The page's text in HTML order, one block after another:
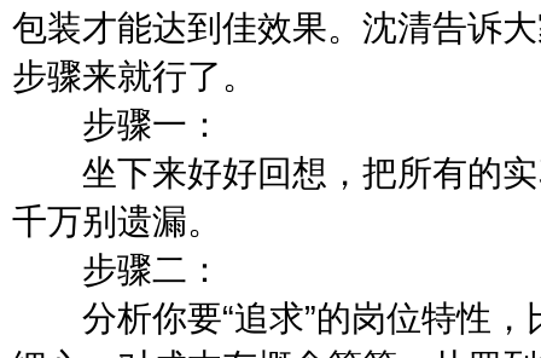
包装才能达到佳效果。沈清告诉
步骤来就行了。
步骤一：
坐下来好好回想，把所有的实
千万别遗漏。
步骤二：
分析你要“追求”的岗位特性，